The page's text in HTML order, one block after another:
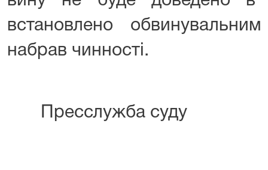
встановлено
набрав чинності.
Пресслужба суду